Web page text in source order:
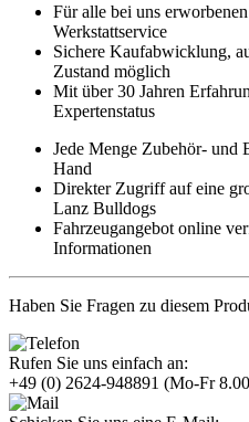
Für alle bei uns
Werkstattservice
Sichere Kaufabwicklung,
Zustand möglich
Mit über 30 Jahren
Expertenstatus
Jede Menge Zubehör- und
Hand
Direkter Zugriff auf eine
Lanz Bulldogs
Fahrzeugangebot online
Informationen
Haben Sie Fragen zu diesem
Rufen Sie uns einfach an:
+49 (0) 2624-948891 (Mo-Fr